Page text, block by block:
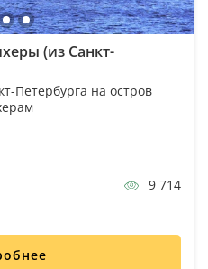
(из Санкт-
Петербурга на остров
9 714